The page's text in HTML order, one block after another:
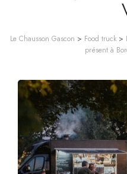
Le Chausson Gascon > Food truck >
présent à